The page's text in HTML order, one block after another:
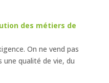
des métiers de
On ne vend pas
une qualité de vie, du